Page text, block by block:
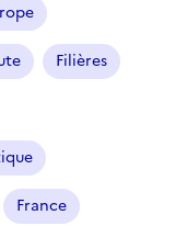
Filières
France